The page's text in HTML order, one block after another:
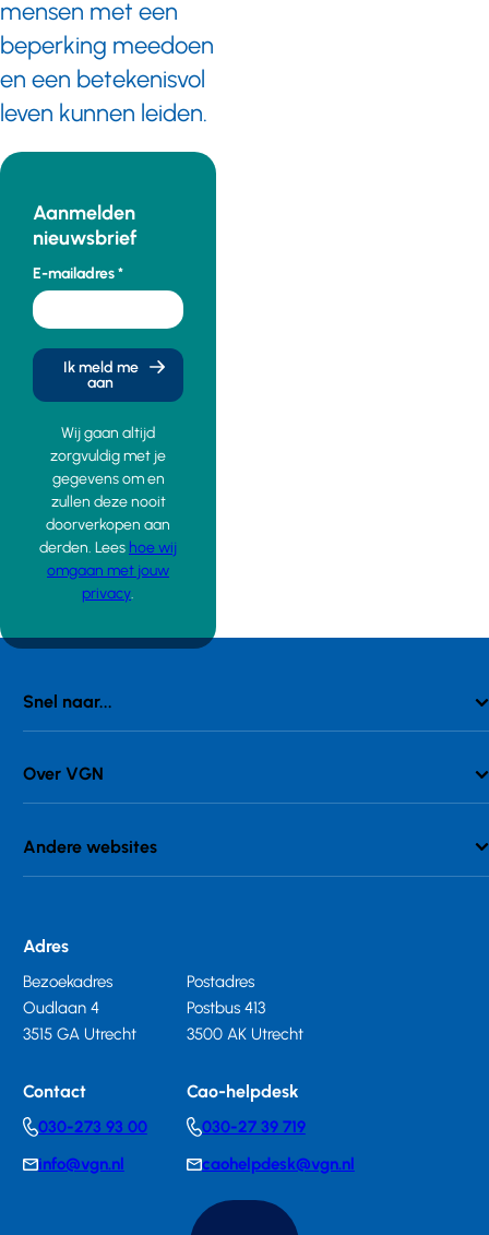
mensen met een
beperking meedoen
en een betekenisvol
leven kunnen leiden.
Aanmelden
nieuwsbrief
E-mailadres
Ik meld me
aan
Wij gaan altijd
zorgvuldig met je
gegevens om en
zullen deze nooit
doorverkopen aan
derden. Lees hoe wij
omgaan met jouw
privacy.
Snel naar...
Over VGN
Andere websites
Adres
Bezoekadres
Oudlaan 4
3515 GA Utrecht
Postadres
Postbus 413
3500 AK Utrecht
Contact
Telephonenumber
030-273 93 00
E-info@vgn.nl
Cao-helpdesk
Telephonenumber
030-27 39 719
E-
mail
caohelpdesk@vgn.nl